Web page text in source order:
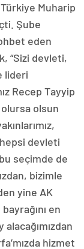
Muharip
Şube
eden
“Sizi devleti,
lideri
Recep Tayyip
olursa olsun
devleti
seçimde de
bizimle
yine AK
en
hizmet